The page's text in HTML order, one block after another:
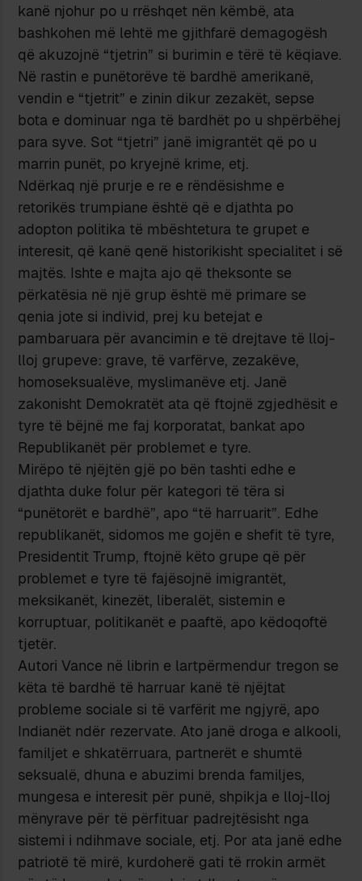
kanë njohur po u rrëshqet nën këmbë, ata
bashkohen më lehtë me gjithfarë demagogësh
që akuzojnë “tjetrin” si burimin e tërë të këqiave.
Në rastin e punëtorëve të bardhë amerikanë,
vendin e “tjetrit” e zinin dikur zezakët, sepse
bota e dominuar nga të bardhët po u shpërbëhej
para syve. Sot “tjetri” janë imigrantët që po u
marrin punët, po kryejnë krime, etj.
Ndërkaq një prurje e re e rëndësishme e
retorikës trumpiane është që e djathta po
adopton politika të mbështetura te grupet e
interesit, që kanë qenë historikisht specialitet i së
majtës. Ishte e majta ajo që theksonte se
përkatësia në një grup është më primare se
qenia jote si individ, prej ku betejat e
pambaruara për avancimin e të drejtave të lloj-
lloj grupeve: grave, të varfërve, zezakëve,
homoseksualëve, myslimanëve etj. Janë
zakonisht Demokratët ata që ftojnë zgjedhësit e
tyre të bëjnë me faj korporatat, bankat apo
Republikanët për problemet e tyre.
Mirëpo të njëjtën gjë po bën tashti edhe e
djathta duke folur për kategori të tëra si
“punëtorët e bardhë”, apo “të harruarit”. Edhe
republikanët, sidomos me gojën e shefit të tyre,
Presidentit Trump, ftojnë këto grupe që për
problemet e tyre të fajësojnë imigrantët,
meksikanët, kinezët, liberalët, sistemin e
korruptuar, politikanët e paaftë, apo këdoqoftë
tjetër.
Autori Vance në librin e lartpërmendur tregon se
këta të bardhë të harruar kanë të njëjtat
probleme sociale si të varfërit me ngjyrë, apo
Indianët ndër rezervate. Ato janë droga e alkooli,
familjet e shkatërruara, partnerët e shumtë
seksualë, dhuna e abuzimi brenda familjes,
mungesa e interesit për punë, shpikja e lloj-lloj
mënyrave për të përfituar padrejtësisht nga
sistemi i ndihmave sociale, etj. Por ata janë edhe
patriotë të mirë, kurdoherë gati të rrokin armët